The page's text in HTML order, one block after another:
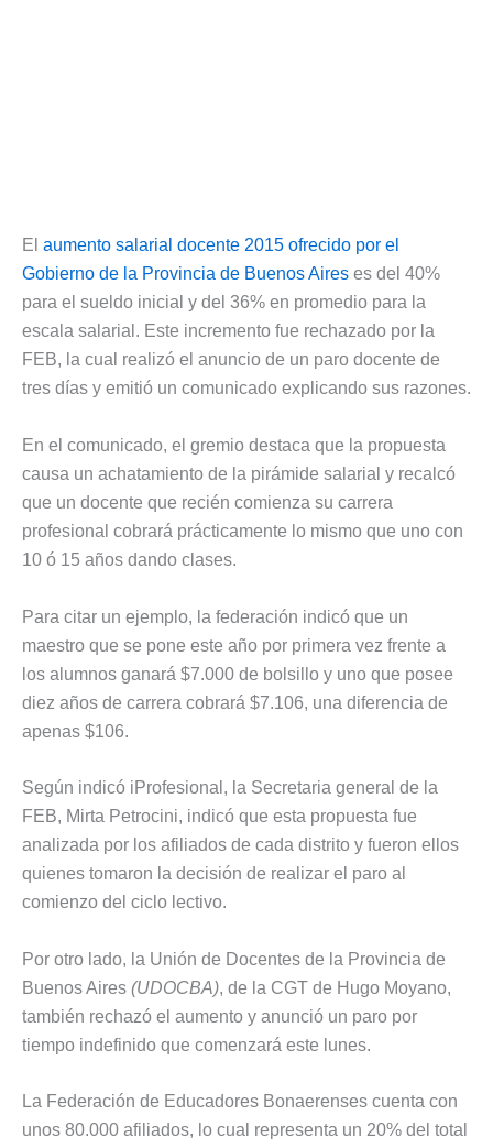
El aumento salarial docente 2015 ofrecido por el
Gobierno de la Provincia de Buenos Aires es del 40%
para el sueldo inicial y del 36% en promedio para la
escala salarial. Este incremento fue rechazado por la
FEB, la cual realizó el anuncio de un paro docente de
tres días y emitió un comunicado explicando sus razones.
En el comunicado, el gremio destaca que la propuesta
causa un achatamiento de la pirámide salarial y recalcó
que un docente que recién comienza su carrera
profesional cobrará prácticamente lo mismo que uno con
10 ó 15 años dando clases.
Para citar un ejemplo, la federación indicó que un
maestro que se pone este año por primera vez frente a
los alumnos ganará $7.000 de bolsillo y uno que posee
diez años de carrera cobrará $7.106, una diferencia de
apenas $106.
Según indicó iProfesional, la Secretaria general de la
FEB, Mirta Petrocini, indicó que esta propuesta fue
analizada por los afiliados de cada distrito y fueron ellos
quienes tomaron la decisión de realizar el paro al
comienzo del ciclo lectivo.
Por otro lado, la Unión de Docentes de la Provincia de
Buenos Aires (UDOCBA), de la CGT de Hugo Moyano,
también rechazó el aumento y anunció un paro por
tiempo indefinido que comenzará este lunes.
La Federación de Educadores Bonaerenses cuenta con
unos 80.000 afiliados, lo cual representa un 20% del total